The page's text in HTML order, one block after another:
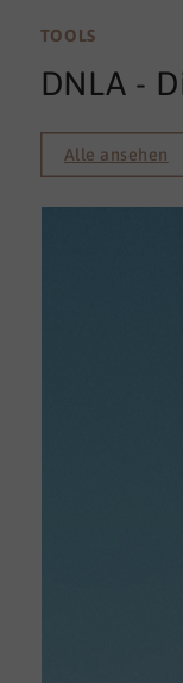
TOOLS
DNLA -
Alle ansehen